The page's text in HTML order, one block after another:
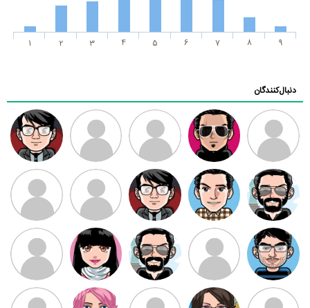
1 2 3 4 5 6 7 8 9
دنبال‌کنندگان
ممدرضا رضا کاظمی زهرا ~ ابتین
سید محمد
موسوی
مهدی فرهمند مهدی سلطانی داود رضیی
طرفدار میلی
بابی براون
کیوان کیانی
سامان راحمی امیردلتا امیروو ملیکا منتظری عارفه داستانپور